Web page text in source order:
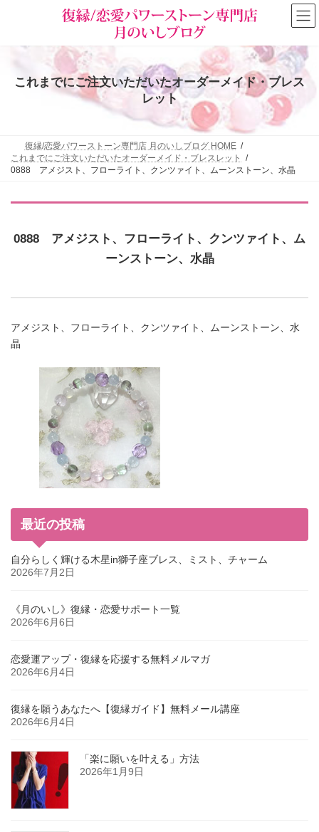
これまでにご注文いただいたオーダーメイド・ブレス
レット
復縁/恋愛パワーストーン専門店 月のいしブログ HOME
これまでにご注文いただいたオーダーメイド・ブレスレット
0888 アメジスト、フローライト、クンツァイト、ムーンストーン、水晶
0888 アメジスト、フローライト、クンツァイト、ム
ーンストーン、水晶
アメジスト、フローライト、クンツァイト、ムーンストーン、水
晶
最近の投稿
自分らしく輝ける木星in獅子座ブレス、ミスト、チャーム
2026年7月2日
《月のいし》復縁・恋愛サポート一覧
2026年6月6日
恋愛運アップ・復縁を応援する無料メルマガ
2026年6月4日
復縁を願うあなたへ【復縁ガイド】無料メール講座
2026年6月4日
「楽に願いを叶える」方法
2026年1月9日